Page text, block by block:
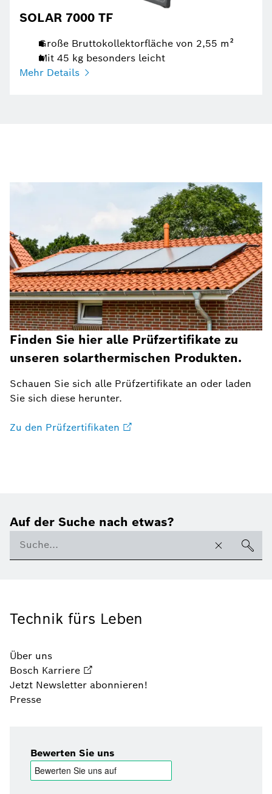
SOLAR 7000 TF
Große Bruttokollektorfläche von 2,55 m²
Mit 45 kg besonders leicht
Mehr Details
Finden Sie hier alle Prüfzertifikate zu
unseren solarthermischen Produkten.
Schauen Sie sich alle Prüfzertifikate an oder laden
Sie sich diese herunter.
Zu den Prüfzertifikaten
Auf der Suche nach etwas?
Technik fürs Leben
Über uns
Bosch Karriere
Jetzt Newsletter abonnieren!
Presse
Bewerten Sie uns